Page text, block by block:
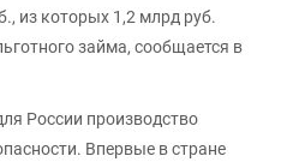
из которых 1,2 млрд руб.
займа, сообщается в
России производство
Впервые в стране